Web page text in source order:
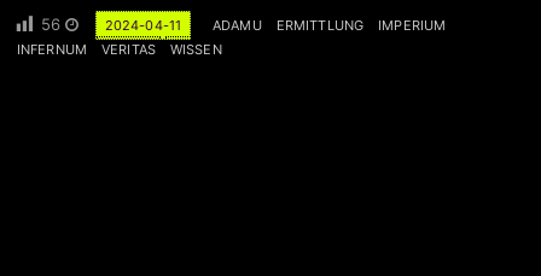
56 2024-04-11 ADAMU ERMITTLUNG
IMPERIUM
INFERNUM
VERITAS WISSEN